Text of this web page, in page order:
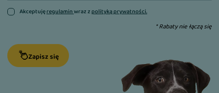
Akceptujęregulaminwraz zpolityką prywatności.
* Rabaty nie łączą się
Zapisz się